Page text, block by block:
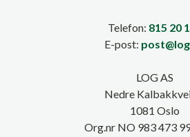
Telefon: 815 20
E-post:
LOG AS
Nedre
1081 Oslo
Org.nr NO 983 473